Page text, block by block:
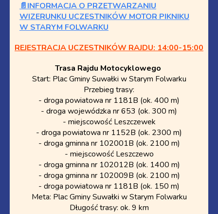
📄INFORMACJA O PRZETWARZANIU
WIZERUNKU UCZESTNIKÓW MOTOR PIKNIKU
W STARYM FOLWARKU
REJESTRACJA UCZESTNIKÓW RAJDU: 14:00-15:00
Trasa Rajdu Motocyklowego
Start: Plac Gminy Suwałki w Starym Folwarku
Przebieg trasy:
- droga powiatowa nr 1181B (ok. 400 m)
- droga wojewódzka nr 653 (ok. 300 m)
- miejscowość Leszczewek
- droga powiatowa nr 1152B (ok. 2300 m)
- droga gminna nr 102001B (ok. 2100 m)
- miejscowość Leszczewo
- droga gminna nr 102012B (ok. 1400 m)
- droga gminna nr 102009B (ok. 2100 m)
- droga powiatowa nr 1181B (ok. 150 m)
Meta: Plac Gminy Suwałki w Starym Folwarku
Długość trasy: ok. 9 km